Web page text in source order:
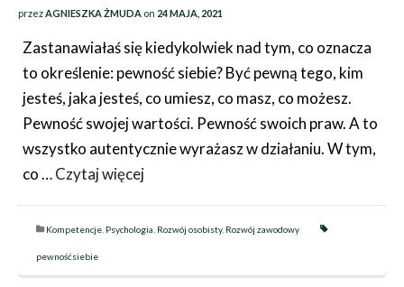
przezAGNIESZKA ŻMUDA on 24 MAJA, 2021
Zastanawiałaś się kiedykolwiek nad tym, co oznacza
to określenie: pewność siebie? Być pewną tego, kim
jesteś, jaka jesteś, co umiesz, co masz, co możesz.
Pewność swojej wartości. Pewność swoich praw. A to
wszystko autentycznie wyrażasz w działaniu. W tym,
co …Czytaj więcej
Kompetencje Psychologia Rozwój osobisty, Rozwój zawodowy
pewnośćsiebie